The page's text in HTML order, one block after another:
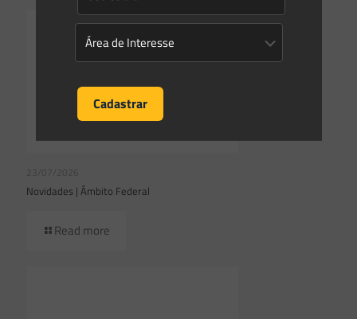
23/07/2026
Novidades | Âmbito Federal
Read more